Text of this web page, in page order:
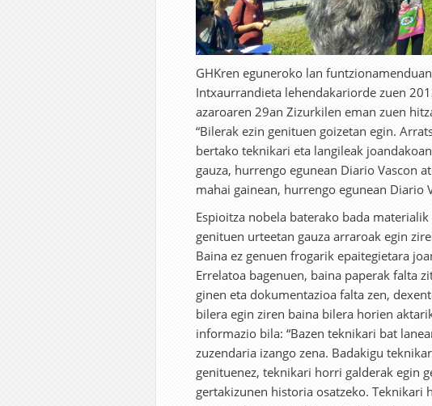
GHKren eguneroko lan
Intxaurrandieta lehendakariorde zuen
azaroaren 29an Zizurkilen eman zuen
“Bilerak ezin genituen goizetan egin.
bertako teknikari eta langileak
gauza, hurrengo egunean Diario Vascon
mahai gainean, hurrengo egunean Diario
Espioitza nobela baterako bada
genituen urteetan gauza arraroak egin
Baina ez genuen frogarik epaitegietara
Errelatoa bagenuen, baina paperak falta
ginen eta dokumentazioa falta zen,
bilera egin ziren baina bilera horien
informazio bila: “Bazen teknikari bat
zuzendaria izango zena. Badakigu
genituenez, teknikari horri galderak egin
gertakizunen historia osatzeko.